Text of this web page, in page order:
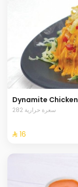
Dynamite Chicken
282 سعرة حرارية
⁨⁦‪‬ 16⁩